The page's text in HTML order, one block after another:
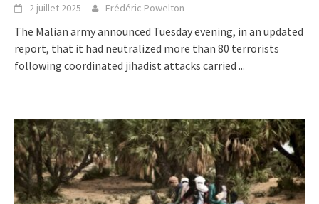
2 juillet 2025 Frédéric Powelton
The Malian army announced Tuesday evening, in an updated
report, that it had neutralized more than 80 terrorists
following coordinated jihadist attacks carried ...